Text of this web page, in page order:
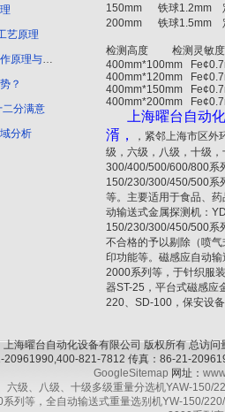
艺原理
药片金属检测机的工作原理与工艺流程
？
二分满意
分析
150mm 铁球1.2mm
200mm 铁球1.5mm
检测高度
检测灵敏度
400mm*100mm
400mm*120mm
400mm*150mm
400mm*200mm
上海曜台自动
湑，
，紧邻上海市区
级，六级，八级，十级
300/400/500/600/800系
150/230/300/450/500系
等。主要适用于食品、
动输送式金属探测机：
150/230/300/450/500系
不合格的予以剔除（喷
印功能等。磁感应自动
2000系列等，于针织服
器ST-25，平台式磁感应
220、SD-100，保安设
上海曜台自动化设备有限公司 版权所有 总访问
20961990,400-821-7812 传真：86-21-
GoogleSitemap 网址：
六级、八级、十级多级重量分选机YAW-
列等，全自动输送式重量选别机YW-150/